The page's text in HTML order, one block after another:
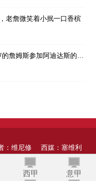
老詹微笑着小抿一口香槟
：维尼修
皇马达到
西媒：塞维利
亚现已抛弃引
谈李昊 贝蒂内利：韩
西甲 意甲